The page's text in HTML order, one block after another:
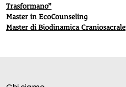
Trasformano”
Master in EcoCounseling
Master di Biodinamica Craniosacrale